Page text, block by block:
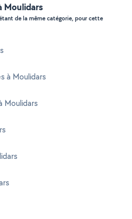
Moulidars
de la même catégorie, pour cette
à Moulidars
Moulidars